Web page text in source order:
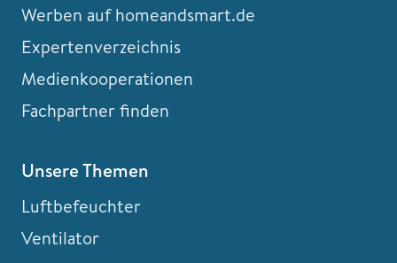
Werben auf homeandsmart.de
Expertenverzeichnis
Medienkooperationen
Fachpartner finden
Unsere Themen
Luftbefeuchter
Ventilator